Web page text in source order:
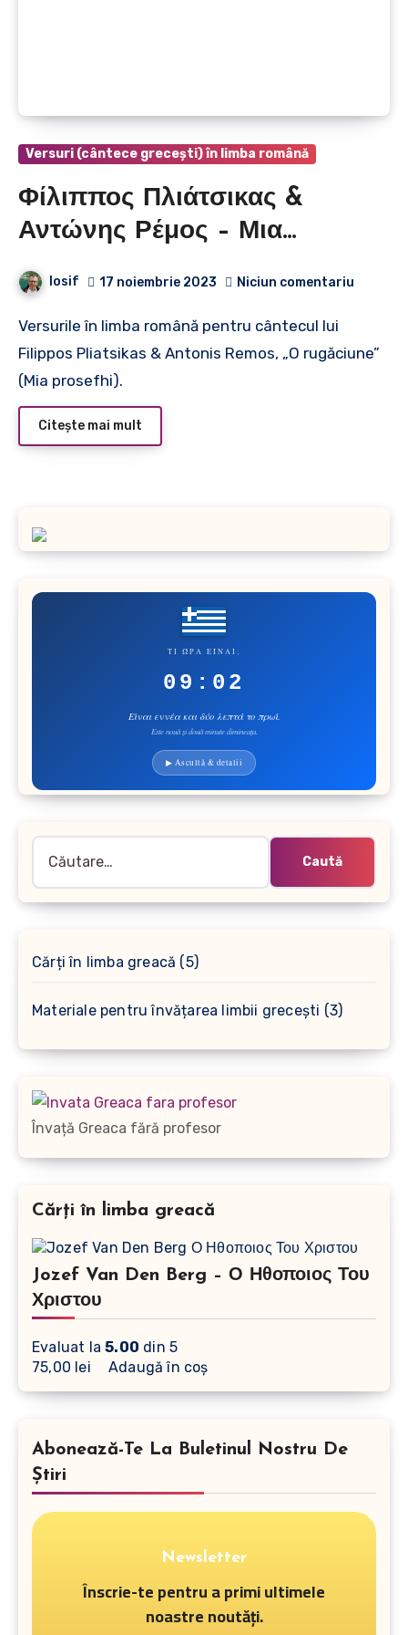
Versuri (cântece grecești) în limba română
Φίλιππος Πλιάτσικας &
Αντώνης Ρέμος – Μια
Προσευχή | Filippos Pliatsikas
& Antonis Remos – O
rugăciune
Iosif 17 noiembrie 2023 Niciun comentariu
Versurile în limba română pentru cântecul lui
Filippos Pliatsikas & Antonis Remos, „O rugăciune”
(Mia prosefhi).
Citește mai mult
ΤΙ ΏΡΑ ΕΊΝΑΙ;
09:02
Είναι εννέα και δύο λεπτά το πρωί.
Este nouă și două minute dimineața.
▶ Ascultă & detalii
după:
Cărți în limba greacă 55
produse
Materiale pentru învățarea limbii grecești
33
Învață Greaca fără profesor
Cărți în limba greacă
Jozef Van Den Berg – Ο Ηθοποιος Του
Χριστου
Evaluat la5.00 din 5
75,00 lei Adaugă în coș
Abonează-Te La Buletinul Nostru De
Știri
Newsletter
Înscrie-te pentru a primi ultimele
noastre noutăți.